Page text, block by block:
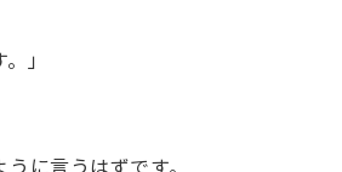
」
に言うはずです。